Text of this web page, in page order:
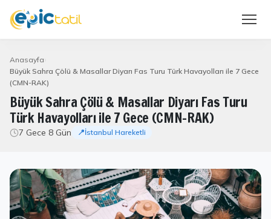
Anasayfa
Büyük Sahra Çölü & Masallar Diyarı Fas Turu Türk Havayolları ile 7 Gece
(CMN-RAK)
Büyük Sahra Çölü & Masallar Diyarı Fas Turu
Türk Havayolları ile 7 Gece (CMN-RAK)
7 Gece 8 Gün 📍İstanbul Hareketli